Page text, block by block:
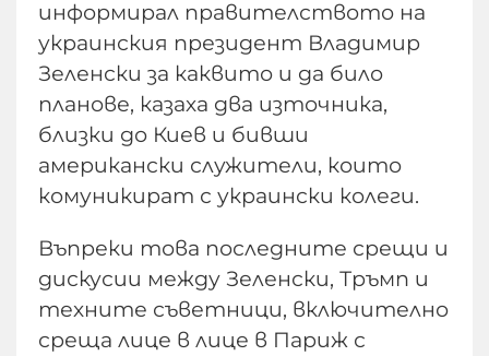
информирал правителството на
украинския президент Владимир
Зеленски за каквито и да било
планове, казаха два източника,
близки до Киев и бивши
американски служители, които
комуникират с украински колеги.
Въпреки това последните срещи и
дискусии между Зеленски, Тръмп и
техните съветници, включително
среща лице в лице в Париж с